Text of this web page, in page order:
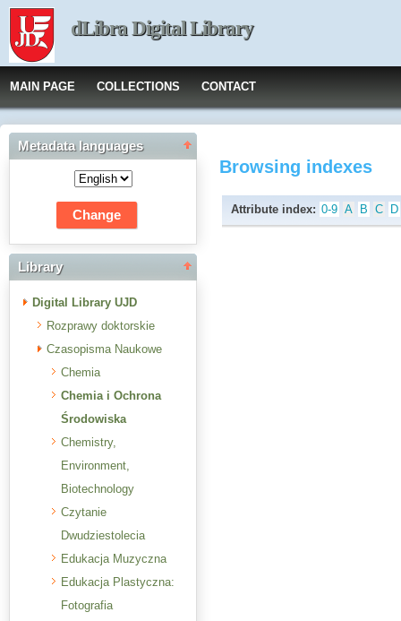
dLibra Digital Library
MAIN PAGE COLLECTIONS CONTACT
Metadata languages
Library
Digital Library UJD
Rozprawy doktorskie
Czasopisma Naukowe
Chemia
Chemia i Ochrona
Środowiska
Chemistry,
Environment,
Biotechnology
Czytanie
Dwudziestolecia
Edukacja Muzyczna
Edukacja Plastyczna:
Fotografia
Browsing indexes
Attribute index: 0-9 A B C D